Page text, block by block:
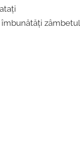
zâmbetul